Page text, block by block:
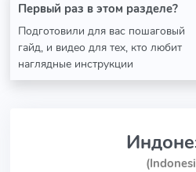
Первый раз в этом разделе?
Подготовили для вас пошаговый
гайд, и видео для тех, кто любит
наглядные инструкции